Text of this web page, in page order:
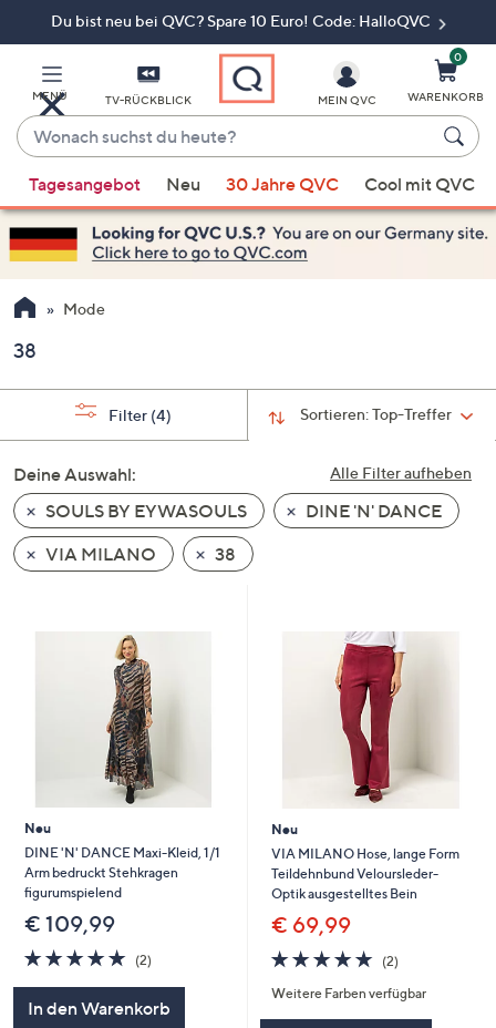
Du bist neu bei QVC? Spare 10 Euro! Code: HalloQVC
MENÜ TV-RÜCKBLICK
Wonach
suchst
du
heute?
Vorschläge
verfügbar
sind,
verwenden
Sie
Pfeiltasten
nach
und
nach
unten
oder
wischen
Sie
diese
anzuzeigen.
MEIN QVC
0
WARENKORB
Tagesangebot Neu 30 Jahre QVC Cool mit QVC
Mode
38
Sortieren:Top-Treffer
Filter (4)
Alle Filter aufheben
Deine Auswahl:
SOULS BY EYWASOULS
DINE 'N' DANCE
VIA MILANO
38
Neu
DINE 'N' DANCE Maxi-Kleid, 1/1
Arm bedruckt Stehkragen
figurumspielend
€ 109,99
5.0
von
(2)2
In den Warenkorb
Neu
VIA MILANO Hose, lange Form
Teildehnbund Veloursleder-
Optik ausgestelltes Bein
€ 69,99
5.0
von
5
(2)2
Weitere Farben verfügbar